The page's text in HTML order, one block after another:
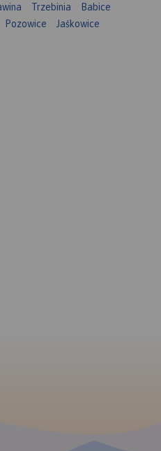
Trzebinia
Babice
Pozowice Jaśkowice